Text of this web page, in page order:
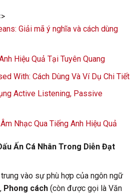
Giải mã ý nghĩa và cách dùng
Hiệu Quả Tại Tuyên Quang
With: Cách Dùng Và Ví Dụ Chi Tiết
Active Listening, Passive
Nhạc Qua Tiếng Anh Hiệu Quả
Ấn Cá Nhân Trong Diễn Đạt
vào sự phù hợp của ngôn ngữ
Phong cách (còn được gọi là Văn